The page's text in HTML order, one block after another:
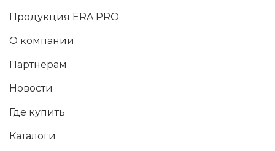
Продукция ERA PRO
О компании
Партнерам
Новости
Где купить
Каталоги